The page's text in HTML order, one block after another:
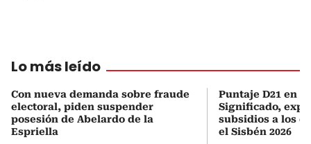
Lo más leído
Con nueva demanda sobre fraude
electoral, piden suspender
posesión de Abelardo de la
Espriella
Puntaje D21 en
Significado,
subsidios a los
el Sisbén 2026